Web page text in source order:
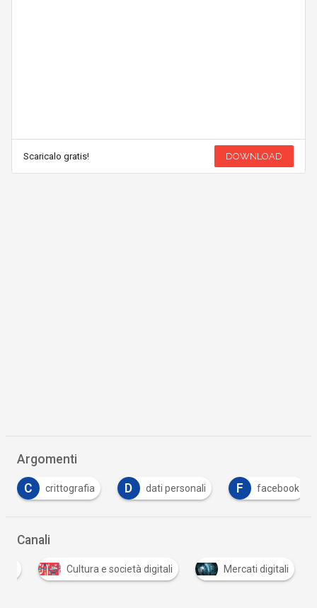
Scaricalo gratis! DOWNLOAD
Argomenti
C crittografia D dati personali F facebook
Canali
Cultura e società digitali Mercati digitali